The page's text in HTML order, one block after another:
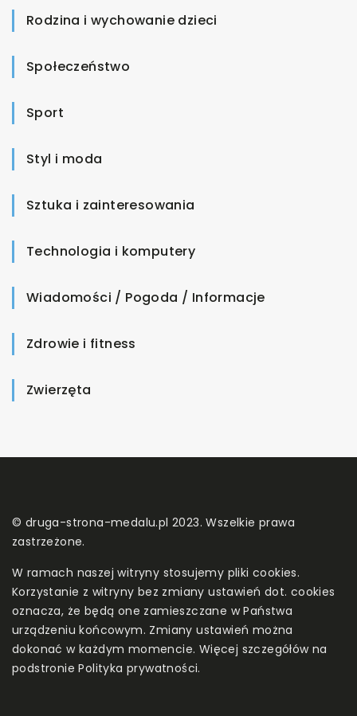
Rodzina i wychowanie dzieci
Społeczeństwo
Sport
Styl i moda
Sztuka i zainteresowania
Technologia i komputery
Wiadomości / Pogoda / Informacje
Zdrowie i fitness
Zwierzęta
© druga-strona-medalu.pl 2023. Wszelkie prawa
zastrzeżone.
W ramach naszej witryny stosujemy pliki cookies.
Korzystanie z witryny bez zmiany ustawień dot. cookies
oznacza, że będą one zamieszczane w Państwa
urządzeniu końcowym. Zmiany ustawień można
dokonać w każdym momencie. Więcej szczegółów na
podstroniePolityka prywatności.